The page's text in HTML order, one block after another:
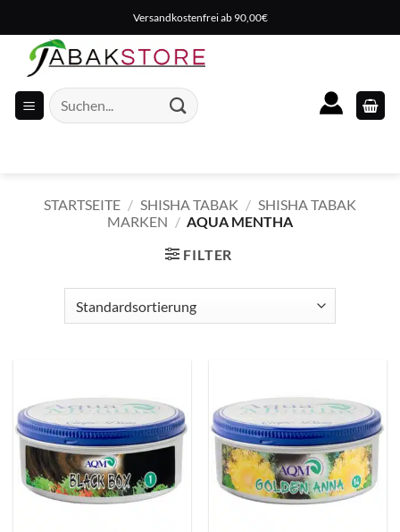
Inhalt
springen
Versandkostenfrei ab 90,00€
Suche
nach:
STARTSEITE / SHISHA TABAK / SHISHA TABAK
MARKEN / AQUA MENTHA
FILTER